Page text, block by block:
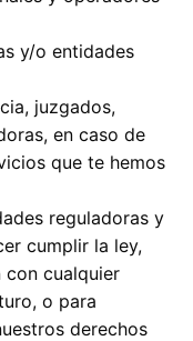
y/o entidades
juzgados,
en caso de
que te hemos
reguladoras y
cumplir la ley,
con cualquier
o para
derechos